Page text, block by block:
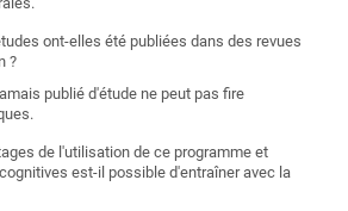
ont-elles été publiées dans des revues
?
publié d'étude ne peut pas fire
de l'utilisation de ce programme et
est-il possible d'entraîner avec la